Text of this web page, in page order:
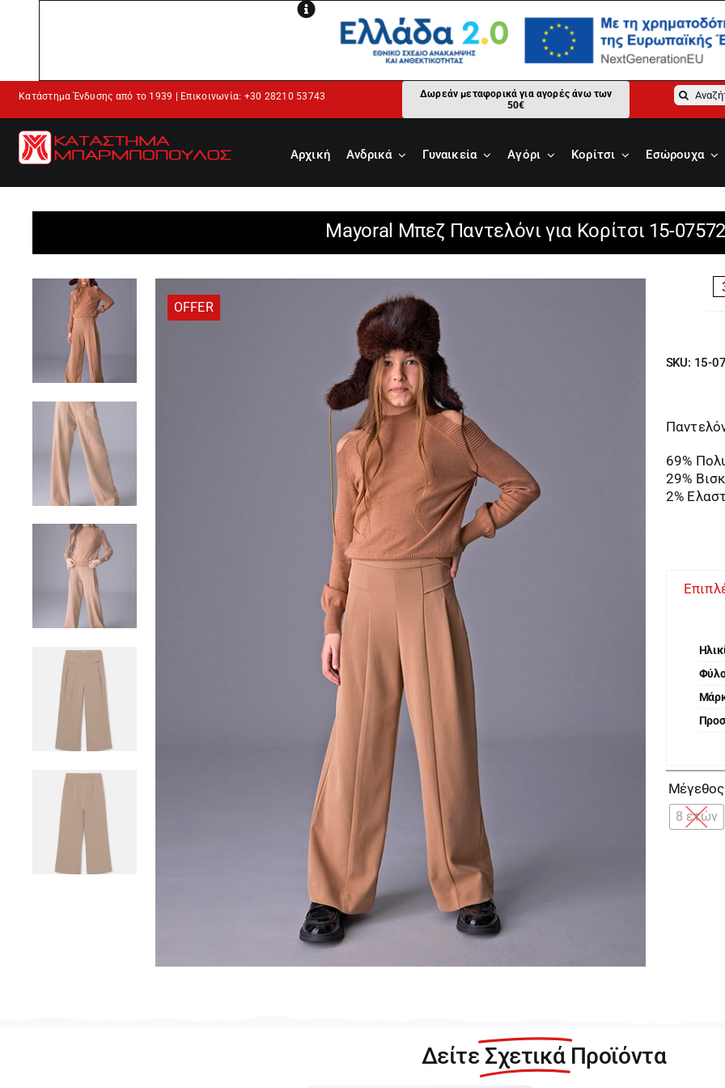
Κατάστημα Ένδυσης από το 1939 | Επικοινωνία: +30 28210 53743
Δωρεάν μεταφορικά για αγορές άνω των
50€
Αρχική Ανδρικά Γυναικεία Αγόρι Κορίτσι Εσώρουχα
Mayoral Μπεζ Παντελόνι για Κορίτσι 15-
OFFER
SKU: 15-
69%
29%
2%
Μέγεθος
8 ετών
Δείτε Σχετικά Προϊόντα